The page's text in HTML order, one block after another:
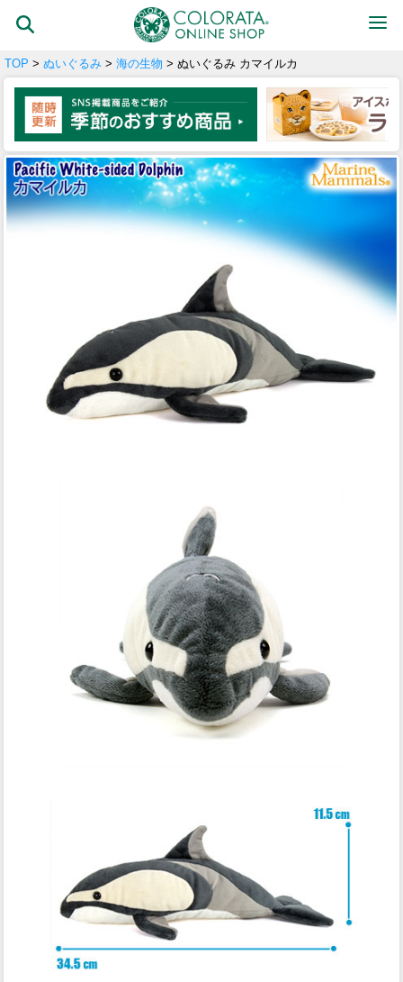
TOP > ぬいぐるみ > 海の生物 > ぬいぐるみ カマイルカ